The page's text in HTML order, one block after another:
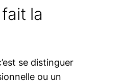
la
se distinguer
ou un